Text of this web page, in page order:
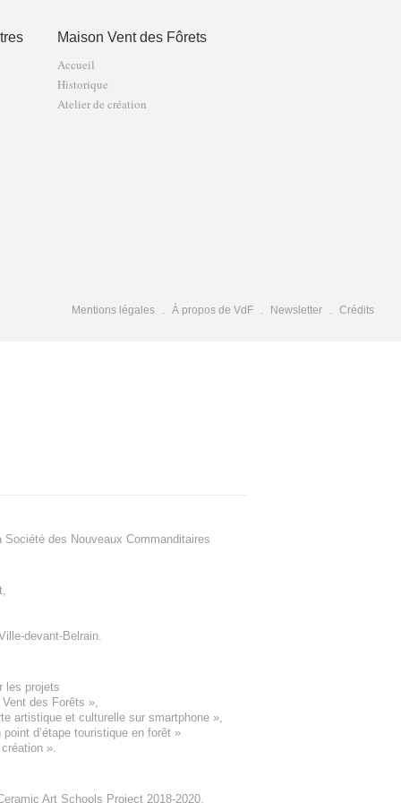
Maison Vent des Fôrets
Accueil
Historique
Atelier de création
Mentions légales À propos de VdF Newsletter Crédits
Société des Nouveaux Commanditaires
,
devant-Belrain.
les projets
des Forêts »,
artistique et culturelle sur smartphone »,
point d’étape touristique en forêt »
création ».
Art Schools Project 2018-2020,